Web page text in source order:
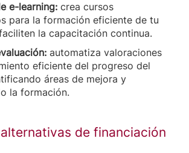
e-learning: crea cursos
para la formación eficiente de tu
la capacitación continua.
automatiza valoraciones
eficiente del progreso del
áreas de mejora y
la formación.
de financiación